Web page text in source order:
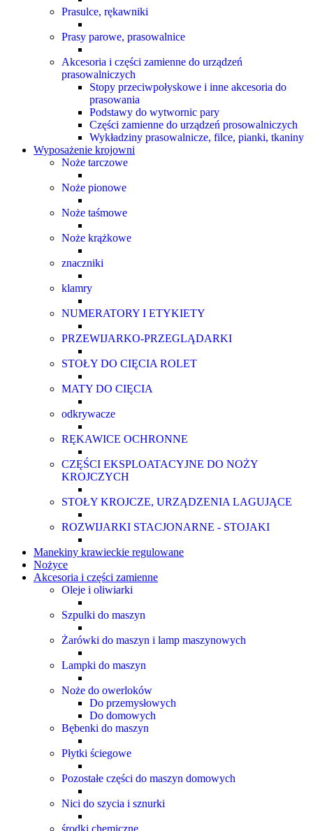
Prasulce, rękawniki
Prasy parowe, prasowalnice
Akcesoria i części zamienne do urządzeń
prasowalniczych
Stopy przeciwpołyskowe i inne akcesoria do
prasowania
Podstawy do wytwornic pary
Części zamienne do urządzeń prosowalniczych
Wykładziny prasowalnicze, filce, pianki, tkaniny
Wyposażenie krojowni
Noże tarczowe
Noże pionowe
Noże taśmowe
Noże krążkowe
znaczniki
klamry
NUMERATORY I ETYKIETY
PRZEWIJARKO-PRZEGLĄDARKI
STOŁY DO CIĘCIA ROLET
MATY DO CIĘCIA
odkrywacze
RĘKAWICE OCHRONNE
CZĘŚCI EKSPLOATACYJNE DO NOŻY
KROJCZYCH
STOŁY KROJCZE, URZĄDZENIA LAGUJĄCE
ROZWIJARKI STACJONARNE - STOJAKI
Manekiny krawieckie regulowane
Nożyce
Akcesoria i części zamienne
Oleje i oliwiarki
Szpulki do maszyn
Żarówki do maszyn i lamp maszynowych
Lampki do maszyn
Noże do owerloków
Do przemysłowych
Do domowych
Bębenki do maszyn
Płytki ściegowe
Pozostałe części do maszyn domowych
Nici do szycia i sznurki
środki chemiczne